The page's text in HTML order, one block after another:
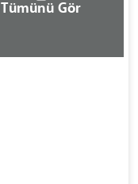
Tümünü Gör